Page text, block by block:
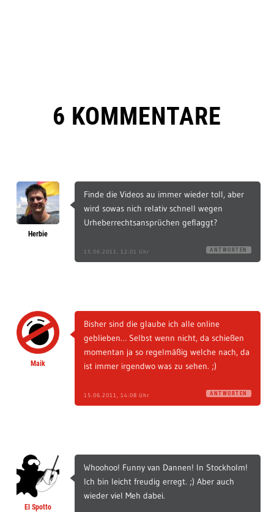
6 KOMMENTARE
Herbie
Finde die Videos au immer wieder toll, aber
wird sowas nich relativ schnell wegen
Urheberrechtsansprüchen geflaggt?
15.06.2011, 12:01 Uhr ANTWORTEN
Maik
Bisher sind die glaube ich alle online
geblieben… Selbst wenn nicht, da schießen
momentan ja so regelmäßig welche nach, da
ist immer irgendwo was zu sehen. ;)
15.06.2011, 14:08 Uhr ANTWORTEN
El Spotto
Whoohoo! Funny van Dannen! In Stockholm!
Ich bin leicht freudig erregt. ;) Aber auch
wieder viel Meh dabei.